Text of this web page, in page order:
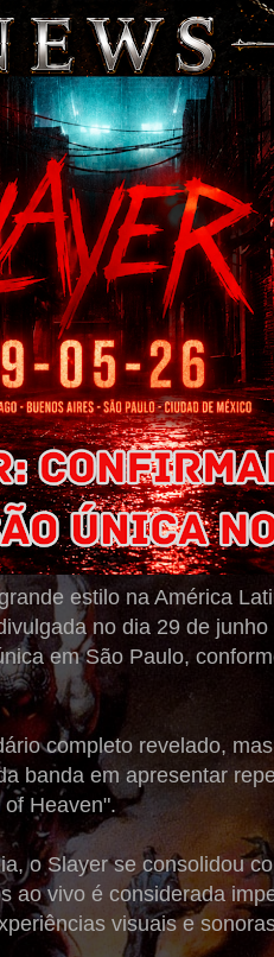
estilo na América
no dia 29 de
em São Paulo,
completo revelado,
banda em apresentar
Heaven".
o Slayer se consolidou
ao vivo é considerada
visuais e